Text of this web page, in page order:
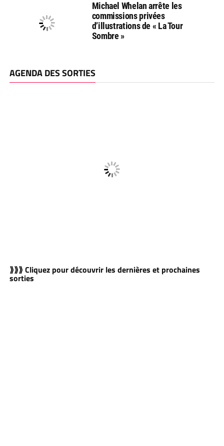
Michael Whelan arrête les
commissions privées
d’illustrations de « La Tour
Sombre »
AGENDA DES SORTIES
⟫⟫⟫ Cliquez pour découvrir les dernières et prochaines
sorties